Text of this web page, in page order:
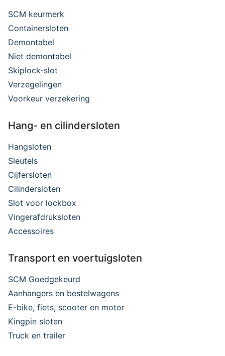
SCM keurmerk
Containersloten
Demontabel
Niet demontabel
Skiplock-slot
Verzegelingen
Voorkeur verzekering
Hang- en cilindersloten
Hangsloten
Sleutels
Cijfersloten
Cilindersloten
Slot voor lockbox
Vingerafdruksloten
Accessoires
Transport en voertuigsloten
SCM Goedgekeurd
Aanhangers en bestelwagens
E-bike, fiets, scooter en motor
Kingpin sloten
Truck en trailer